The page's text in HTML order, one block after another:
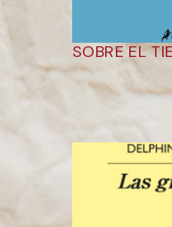
SOBRE EL